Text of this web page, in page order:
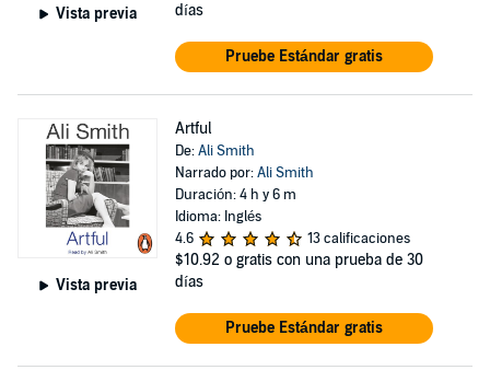
Vista previa
días
Pruebe Estándar gratis
Vista previa
Artful
De:Ali Smith
Narrado por:Ali Smith
Duración: 4 h y 6 m
Idioma: Inglés
4.6
13 calificaciones
$10.92 o gratis con una prueba de 30
días
Pruebe Estándar gratis